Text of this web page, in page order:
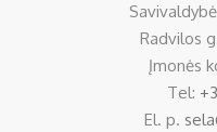
Radvilos
Įmonės
Tel:
El. p.